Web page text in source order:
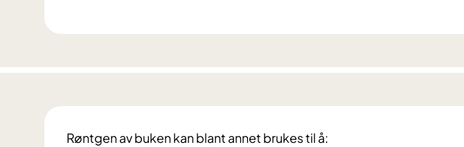
Røntgen av buken kan blant annet brukes til å: